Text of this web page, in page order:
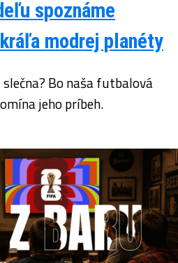
spoznáme
modrej planéty
Bo naša futbalová
jeho príbeh.